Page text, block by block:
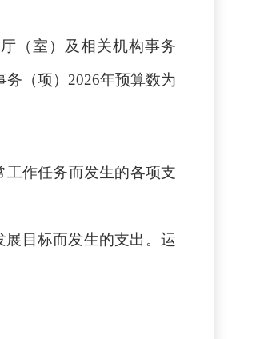
（室）及相关机构事务
务（项）2026年预算数为
工作任务而发生的各项支
目标而发生的支出。运